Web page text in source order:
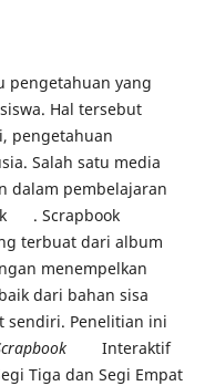
pengetahuan yang
Hal tersebut
pengetahuan
Salah satu media
dalam pembelajaran
. Scrapbook
terbuat dari album
menempelkan
dari bahan sisa
sendiri. Penelitian ini
Interaktif
Tiga dan Segi Empat